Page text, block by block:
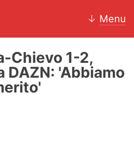
↓ Menu
Chievo 1-2,
DAZN: 'Abbiamo